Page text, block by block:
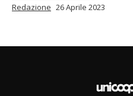
Redazione 26 Aprile 2023